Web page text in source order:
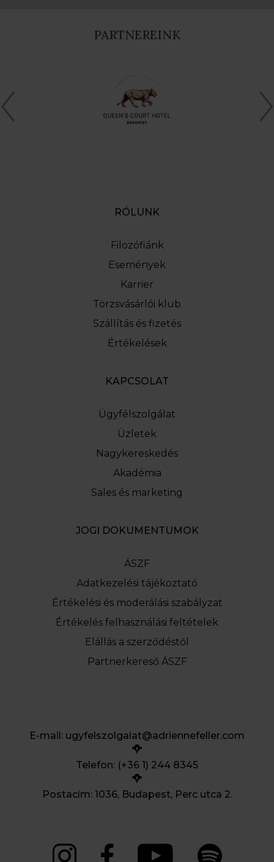
PARTNEREINK
RÓLUNK
Filozófiánk
Események
Karrier
Törzsvásárlói klub
Szállítás és fizetés
Értékelések
KAPCSOLAT
Ügyfélszolgálat
Üzletek
Nagykereskedés
Akadémia
Sales és marketing
JOGI DOKUMENTUMOK
ÁSZF
Adatkezelési tájékoztató
Értékelési és moderálási szabályzat
Értékelés felhasználási feltételek
Elállás a szerződéstől
Partnerkereső ÁSZF
E-mail: ugyfelszolgalat@adriennefeller.com
Telefon: (+36 1) 244 8345
Postacím: 1036, Budapest, Perc utca 2.